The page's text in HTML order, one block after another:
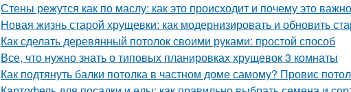
Стены режутся как по маслу: как это происходит и почему это важно
Новая жизнь старой хрущевки: как модернизировать и обновить
Как сделать деревянный потолок своими руками: простой способ
Все, что нужно знать о типовых планировках хрущевок 3 комнаты
Как подтянуть балки потолка в частном доме самому? Провис